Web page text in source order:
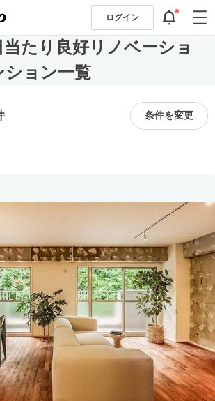
ログイン
たり良好リノベーショ
ション一覧
条件を変更